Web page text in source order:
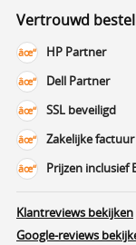
Vertrouwd
HP Partner
Dell Partner
SSL beveiligd
Zakelijke factuur
Prijzen inclusief
Klantreviews bekijken
Google-reviews